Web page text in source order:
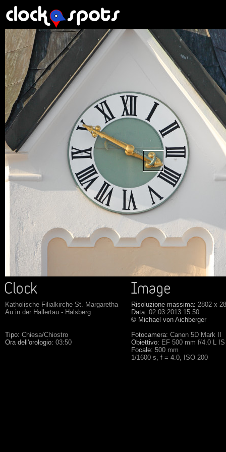
Katholische Filialkirche St. Margaretha
Au in der Hallertau - Halsberg
Tipo: Chiesa/Chiostro
Ora dell'orologio: 03:50
Risoluzione massima: 2802 x
Data: 02.03.2013 15:50
© Michael von Aichberger
Fotocamera: Canon 5D Mark II
Obiettivo: EF 500 mm f/4.0 L
Focale: 500 mm
1/1600 s, f = 4.0, ISO 200